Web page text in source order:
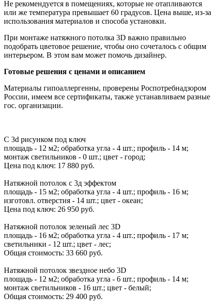
Не рекомендуется в помещениях, которые не отапливаются
или же температура превышает 60 градусов. Цена выше, из-за
использования материалов и способа установки.
При монтаже натяжного потолка 3D важно правильно
подобрать цветовое решение, чтобы оно сочеталось с общим
интерьером. В этом вам может помочь дизайнер.
Готовые решения с ценами и описанием
Материалы гипоаллергенны, проверены Роспотребнадзором
России, имеем все сертификаты, также устанавливаем разные
гос. организации.
С 3d рисунком под ключ
площадь - 12 м2; обработка угла - 4 шт.; профиль - 14 м;
монтаж светильников - 0 шт.; цвет - город;
Цена под ключ: 17 880 руб.
Натяжной потолок с 3д эффектом
площадь - 15 м2; обработка угла - 4 шт.; профиль - 16 м;
изготовл. отверстия - 14 шт.; цвет - океан;
Цена под ключ: 26 950 руб.
Натяжной потолок зеленый лес 3D
площадь - 16 м2; обработка угла - 4 шт.; профиль - 17 м;
светильники - 12 шт.; цвет - лес;
Общая стоимость: 33 660 руб.
Натяжной потолок звездное небо 3D
площадь - 12 м2; обработка угла - 6 шт.; профиль - 14 м;
монтаж светильников - 16 шт.; цвет - белый;
Общая стоимость: 29 400 руб.